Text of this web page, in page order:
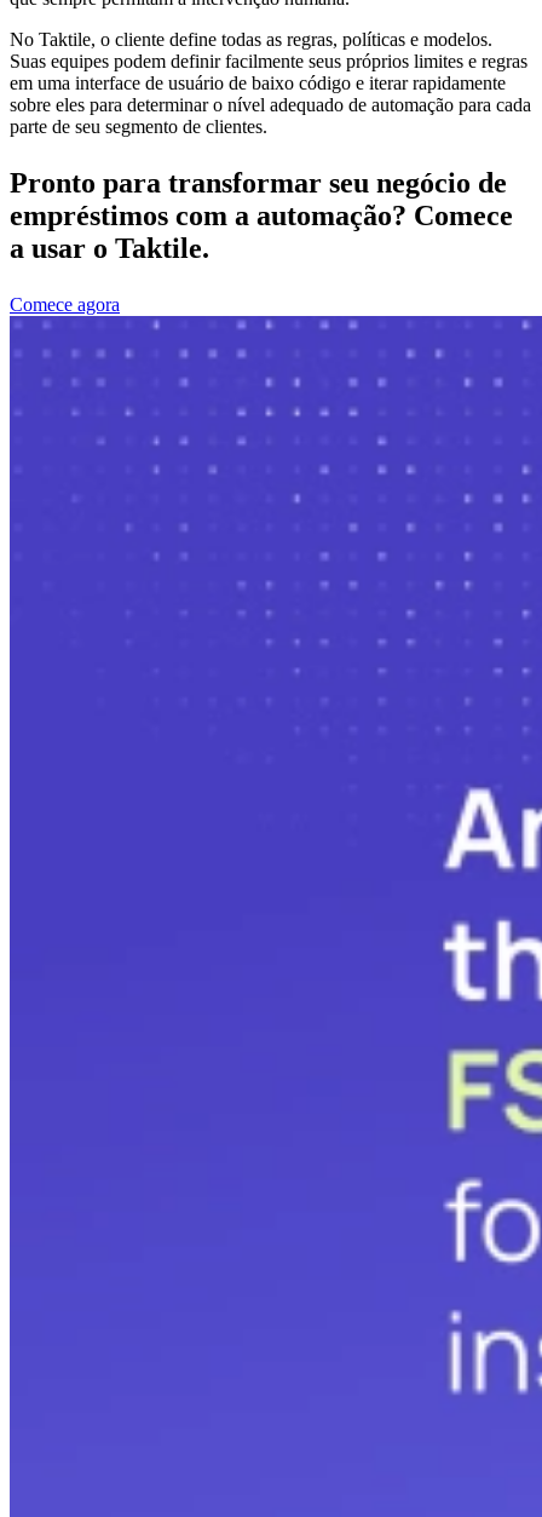
No Taktile, o cliente define todas as regras, políticas e modelos.
Suas equipes podem definir facilmente seus próprios limites e regras
em uma interface de usuário de baixo código e iterar rapidamente
sobre eles para determinar o nível adequado de automação para cada
parte de seu segmento de clientes.
Pronto para transformar seu negócio de
empréstimos com a automação? Comece
a usar o Taktile.
Comece agora